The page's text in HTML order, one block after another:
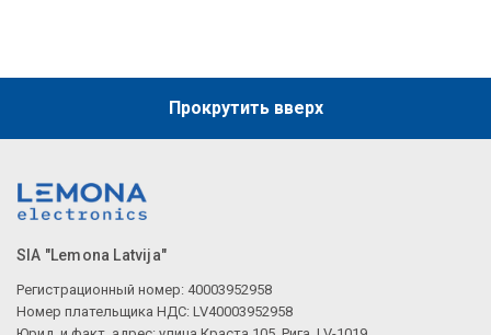
Прокрутить вверх
SIA "Lemona Latvija"
Регистрационный номер: 40003952958
Номер плательщика НДС: LV40003952958